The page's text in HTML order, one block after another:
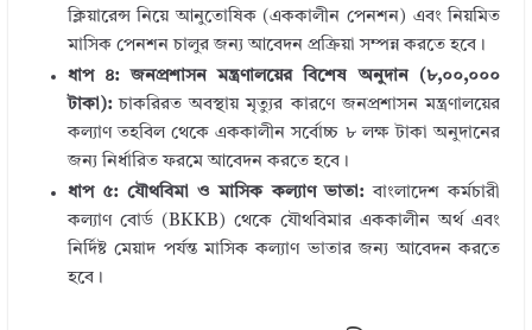
ক্লিয়ারেন্স নিয়ে আনুতোষিক (এককালীন পেনশন) এবং নিয়মিত
মাসিক পেনশন চালুর জন্য আবেদন প্রক্রিয়া সম্পন্ন করতে হবে।
ধাপ ৪: জনপ্রশাসন মন্ত্রণালয়ের বিশেষ অনুদান (৮,০০,০০০
টাকা):চাকরিরত অবস্থায় মৃত্যুর কারণে জনপ্রশাসন মন্ত্রণালয়ের
কল্যাণ তহবিল থেকে এককালীন সর্বোচ্চ ৮ লক্ষ টাকা অনুদানের
জন্য নির্ধারিত ফরমে আবেদন করতে হবে।
ধাপ ৫: যৌথবিমা ও মাসিক কল্যাণ ভাতা:বাংলাদেশ কর্মচারী
কল্যাণ বোর্ড (BKKB) থেকে যৌথবিমার এককালীন অর্থ এবং
নির্দিষ্ট মেয়াদ পর্যন্ত মাসিক কল্যাণ ভাতার জন্য আবেদন করতে
হবে।